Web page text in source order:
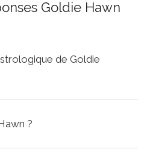
Goldie Hawn
de Goldie
?